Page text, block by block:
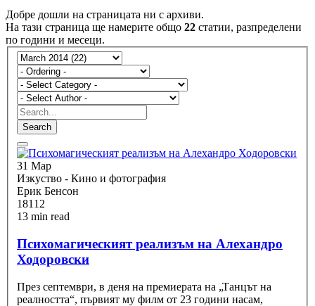
Добре дошли на страницата ни с архиви.
На тази страница ще намерите общо 22 статии, разпределени
по години и месеци.
Search
31 Мар
Изкуство - Кино и фотография
Ерик Бенсон
18112
13 min read
Психомагическият реализъм на Алехандро
Ходоровски
През септември, в деня на премиерата на „Танцът на
реалността“, първият му филм от 23 години насам,